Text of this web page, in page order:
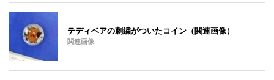
テディベアの刺繍がついたコイン（関連画像）
関連画像